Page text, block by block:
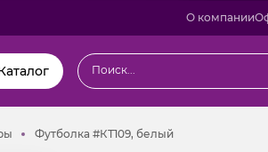
О компании
Все товары
Футболка #КТ109, белыйФутболка